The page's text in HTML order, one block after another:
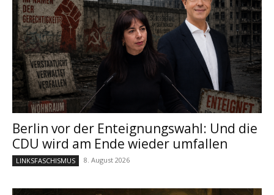
Berlin vor der Enteignungswahl: Und die
CDU wird am Ende wieder umfallen
LINKSFASCHISMUS 8. August 2026